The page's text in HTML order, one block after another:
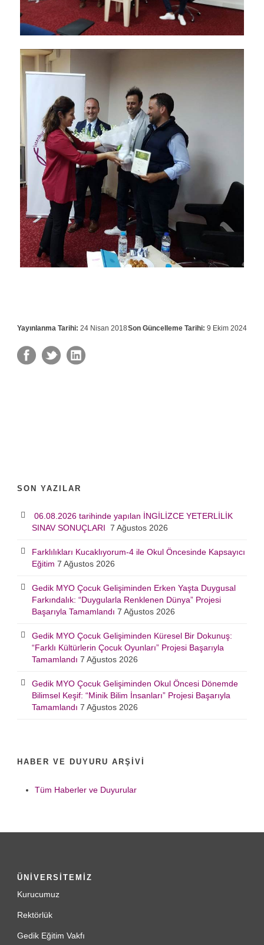
Yayınlanma Tarihi: 24 Nisan 2018Son Güncelleme Tarihi: 9 Ekim 2024
SON YAZILAR
06.08.2026 tarihinde yapılan İNGİLİZCE YETERLİLİK
SINAV SONUÇLARI 7 Ağustos 2026
Farklılıkları Kucaklıyorum-4 ile Okul Öncesinde Kapsayıcı
Eğitim 7 Ağustos 2026
Gedik MYO Çocuk Gelişiminden Erken Yaşta Duygusal
Farkındalık: “Duygularla Renklenen Dünya” Projesi
Başarıyla Tamamlandı 7 Ağustos 2026
Gedik MYO Çocuk Gelişiminden Küresel Bir Dokunuş:
“Farklı Kültürlerin Çocuk Oyunları” Projesi Başarıyla
Tamamlandı 7 Ağustos 2026
Gedik MYO Çocuk Gelişiminden Okul Öncesi Dönemde
Bilimsel Keşif: “Minik Bilim İnsanları” Projesi Başarıyla
Tamamlandı 7 Ağustos 2026
HABER VE DUYURU ARŞIVI
Tüm Haberler ve Duyurular
ÜNİVERSİTEMİZ
Kurucumuz
Rektörlük
Gedik Eğitim Vakfı